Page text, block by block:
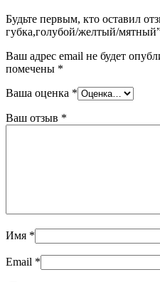
Будьте первым, кто оставил
губка,голубой/желтый/
Ваш адрес email не будет
помечены *
Ваша оценка *
Ваш отзыв *
Имя *
Email *